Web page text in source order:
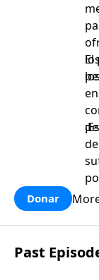
El
Donar
Past